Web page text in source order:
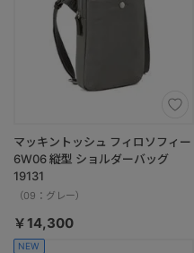
マッキントッシュ フィロソフィー
6W06 縦型 ショルダーバッグ
19131
（09：グレー）
￥14,300
NEW